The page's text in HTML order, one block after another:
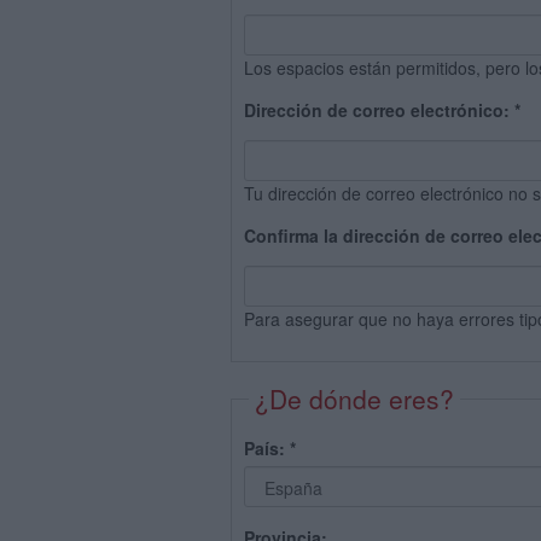
Los espacios están permitidos, pero
Dirección de correo electrónico: *
Tu dirección de correo electrónico no
Confirma la dirección de correo
Para asegurar que no haya errores
¿De dónde eres?
País: *